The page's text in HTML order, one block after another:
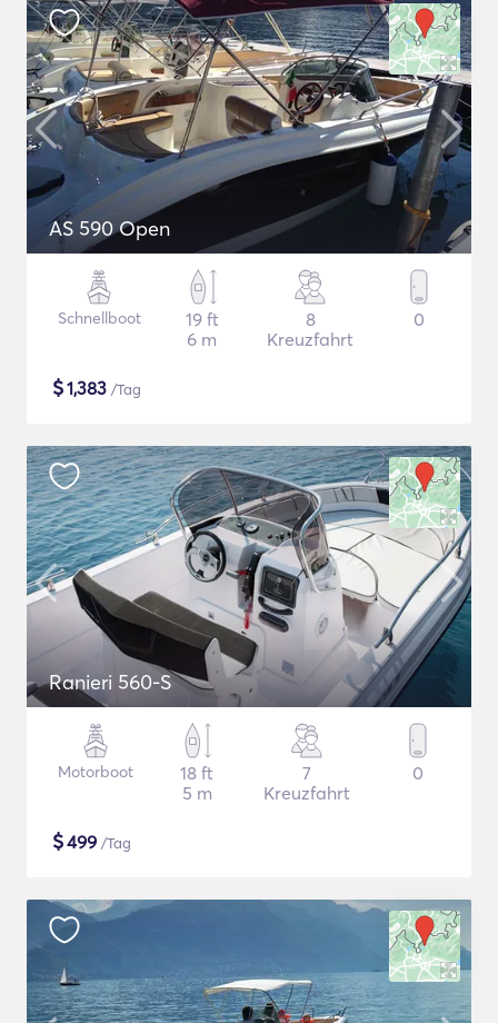
AS 590 Open
Schnellboot
19 ft
6 m
8
Kreuzfahrt
0
$1,383 /Tag
Ranieri 560-S
Motorboot
18 ft
5 m
7
Kreuzfahrt
0
$499 /Tag